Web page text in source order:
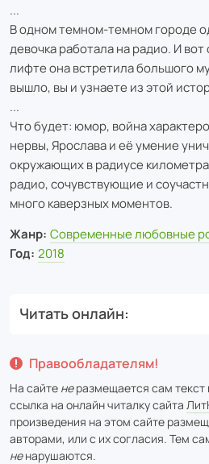
...
В одном темном-темном городе
девочка работала на радио. И
лифте она встретила большого
вышло, вы и узнаете из этой
...
Что будет: юмор, война
нервы, Ярослава и её умение
окружающих в радиусе
радио, сочувствующие и
много каверзных моментов.
Жанр: Современные любовные
Год: 2018
Читать онлайн
Правообладателям!
На сайте неразмещается сам текст
ссылка на онлайн читалку сайта
произведения на этом сайте
авторами, или с их согласия. Тем
ненарушаются.